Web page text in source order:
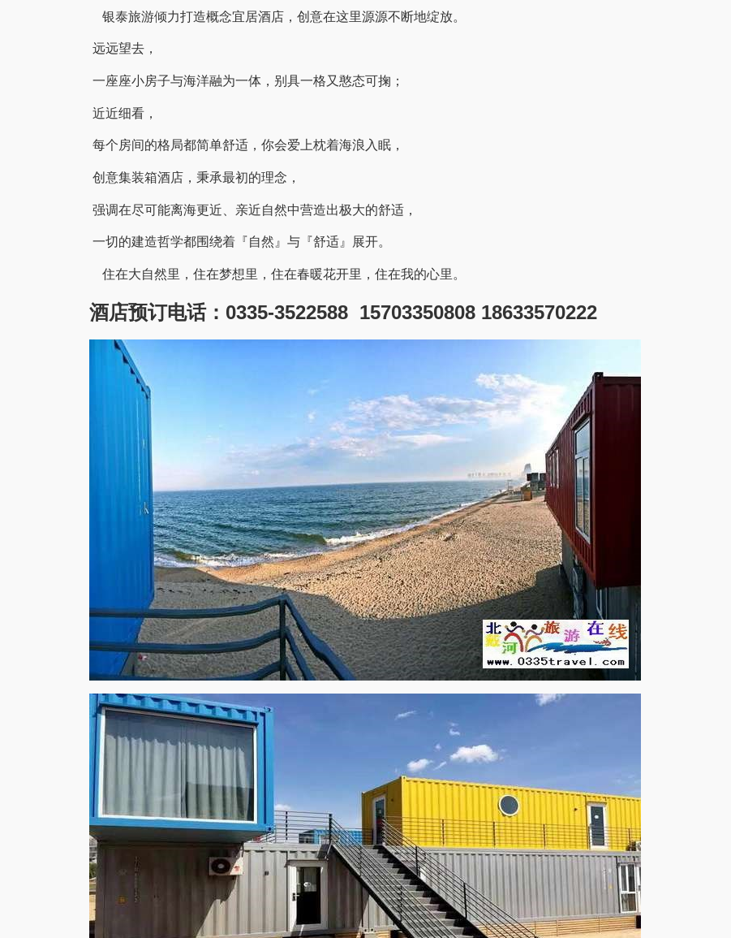
银泰旅游倾力打造概念宜居酒店，创意在这里源源不断地绽放。
远远望去，
一座座小房子与海洋融为一体，别具一格又憨态可掬；
近近细看，
每个房间的格局都简单舒适，你会爱上枕着海浪入眠，
创意集装箱酒店，秉承最初的理念，
强调在尽可能离海更近、亲近自然中营造出极大的舒适，
一切的建造哲学都围绕着『自然』与『舒适』展开。
住在大自然里，住在梦想里，住在春暖花开里，住在我的心里。
酒店预订电话：0335-3522588 15703350808 18633570222